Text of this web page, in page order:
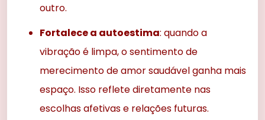
outro.
Fortalece a autoestima: quando a
vibração é limpa, o sentimento de
merecimento de amor saudável ganha mais
espaço. Isso reflete diretamente nas
escolhas afetivas e relações futuras.